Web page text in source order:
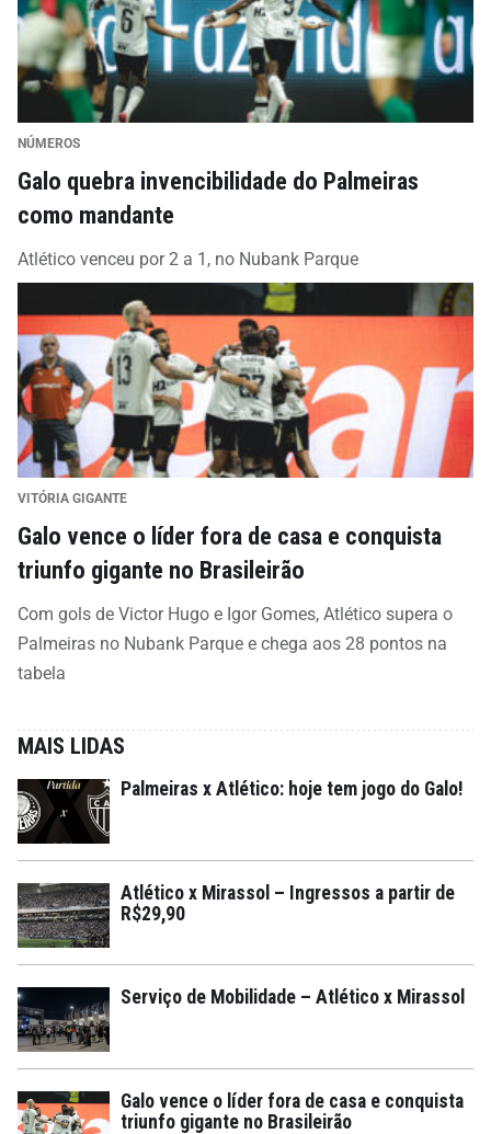
NÚMEROS
Galo quebra invencibilidade do Palmeiras
como mandante
Atlético venceu por 2 a 1, no Nubank Parque
VITÓRIA GIGANTE
Galo vence o líder fora de casa e conquista
triunfo gigante no Brasileirão
Com gols de Victor Hugo e Igor Gomes, Atlético supera o
Palmeiras no Nubank Parque e chega aos 28 pontos na
tabela
MAIS LIDAS
Palmeiras x Atlético: hoje tem jogo do Galo!
Atlético x Mirassol – Ingressos a partir de
R$29,90
Serviço de Mobilidade – Atlético x Mirassol
Galo vence o líder fora de casa e conquista
triunfo gigante no Brasileirão